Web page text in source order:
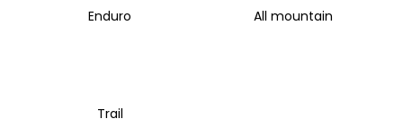
Enduro All mountain
Trail